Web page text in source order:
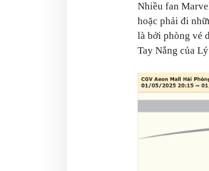
Nhiều fan
hoặc phải đi
là bởi phòng vé
Tay Nắng của